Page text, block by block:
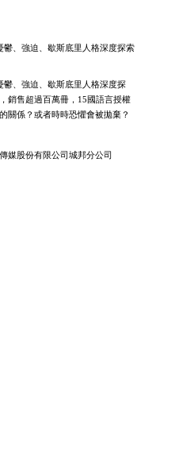
鬱、強迫、歇斯底里人格深度探索
鬱、強迫、歇斯底里人格深度探
銷售超過百萬冊，15國語言授權
關係？或者時時恐懼會被拋棄？
媒股份有限公司城邦分公司